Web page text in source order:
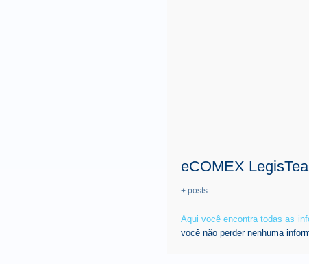
eCOMEX
+ posts
Aqui você encontra todas as
você não perder nenhuma